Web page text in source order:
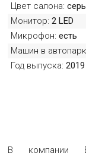
Большая
АВТОБУС SCANIA
Большая
Большая
Цвет салона:
Монитор: 2 LED
Микрофон: есть
Машин в
Год выпуска: 2019
В компании